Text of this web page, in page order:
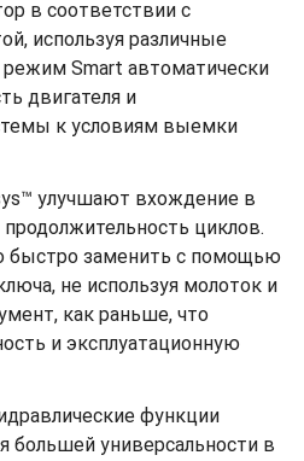
в соответствии с
используя различные
Smart автоматически
двигателя и
к условиям выемки
улучшают вхождение в
циклов.
быстро заменить с помощью
не используя молоток и
как раньше, что
и эксплуатационную
функции
большей универсальности в